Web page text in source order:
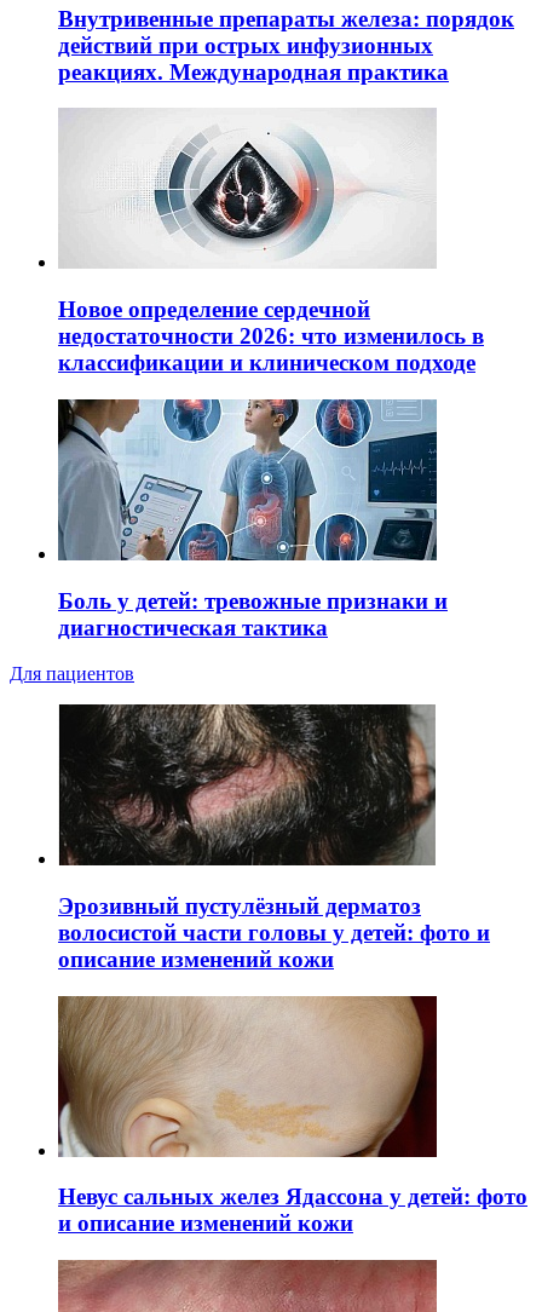
Внутривенные препараты железа: порядок
действий при острых инфузионных
реакциях. Международная практика
Новое определение сердечной
недостаточности 2026: что изменилось в
классификации и клиническом подходе
Боль у детей: тревожные признаки и
диагностическая тактика
Для пациентов
Эрозивный пустулёзный дерматоз
волосистой части головы у детей: фото и
описание изменений кожи
Невус сальных желез Ядассона у детей: фото
и описание изменений кожи